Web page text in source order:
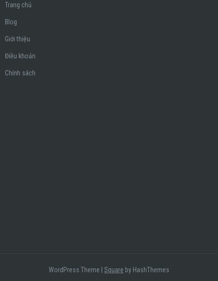
Trang chủ
Blog
Giới thiệu
Điều khoản
Chính sách
WordPress Theme Square by HashThemes